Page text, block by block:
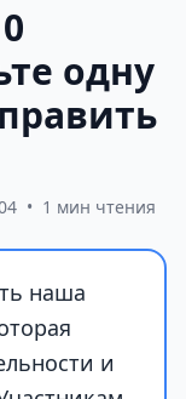
одну
• 1 мин чтения
наша
и